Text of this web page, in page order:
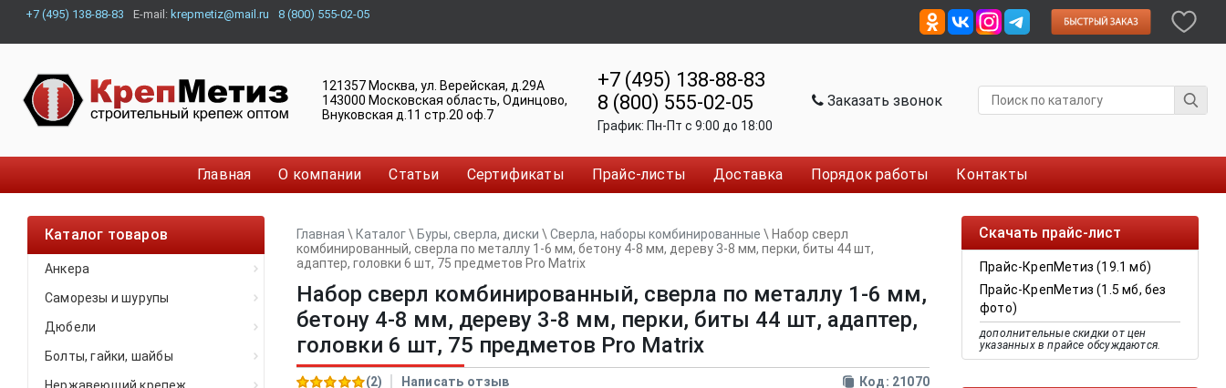
+7 (495) 138-88-83 E-mail: krepmetiz@mail.ru 8 (800) 555-02-05
121357 Москва, ул. Верейская, д.29А
143000 Московская область, Одинцово,
Внуковская д.11 стр.20 оф.7
+7 (495) 138-88-83
8 (800) 555-02-05
График: Пн-Пт c 9:00 до 18:00
Заказать звонок
Главная О компании Статьи Сертификаты Прайс-листы Доставка Порядок работы Контакты
Каталог товаров
Анкера
Саморезы и шурупы
Дюбели
Болты, гайки, шайбы
Скачать прайс-лист
Прайс-КрепМетиз (19.1 мб)
Прайс-КрепМетиз (1.5 мб, без
фото)
дополнительные скидки от цен
указанных в прайсе обсуждаются.
Главная \ Каталог\ Буры, сверла, диски \ Сверла, наборы комбинированные \ Набор сверл
комбинированный, сверла по металлу 1-6 мм, бетону 4-8 мм, дереву 3-8 мм, перки, биты 44 шт,
адаптер, головки 6 шт, 75 предметов Pro Matrix
Набор сверл комбинированный, сверла по металлу 1-6 мм,
бетону 4-8 мм, дереву 3-8 мм, перки, биты 44 шт, адаптер,
головки 6 шт, 75 предметов Pro Matrix
(2) Написать отзыв Код: 21070